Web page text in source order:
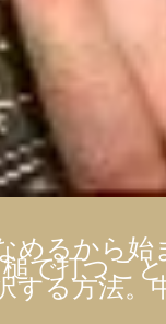
めるから始
で打つこ
する方法